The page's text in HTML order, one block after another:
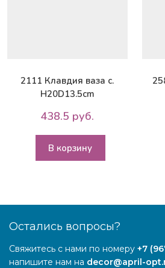
2111 Клавдия ваза с.
H20D13.5cm
438.5 руб.
В корзину
Остались вопросы?
Свяжитесь с нами по номеру +7
напишите нам на decor@april-